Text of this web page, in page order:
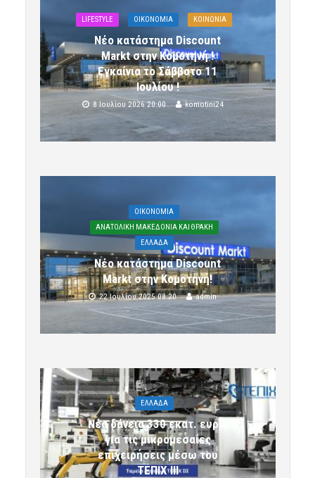
LIFESTYLE OIKONOMIA ΚΟΙΝΩΝΙΑ
Νέο κατάστημα Discount
Markt στην Κομοτηνή !
Εγκαίνια το Σάββατο 11
Ιουλίου !
8 Ιουλίου 2026 20:00 komotini24
OIKONOMIA
ΑΝΑΤΟΛΙΚΗ ΜΑΚΕΔΟΝΙΑ ΚΑΙ ΘΡΑΚΗ
ΕΛΛΑΔΑ
Νέο κατάστημα Discount
Markt στην Κομοτηνή!
22 Ιουλίου 2025 08:20 admin
ΕΛΛΑΔΑ
Νέα δάνεια 330 εκατ. ευρώ
για τις μικρομεσαίες
επιχειρήσεις μέσω του
ΤΕΠΙΧ ΙΙΙ